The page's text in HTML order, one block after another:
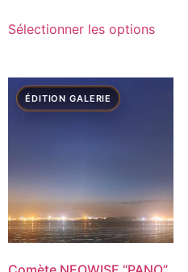
Sélectionner les options